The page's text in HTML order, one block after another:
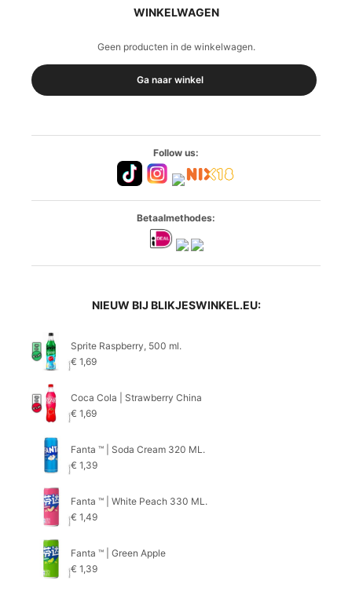
WINKELWAGEN
Geen producten in de winkelwagen.
Ga naar winkel
Follow us:
Betaalmethodes:
NIEUW BIJ BLIKJESWINKEL.EU:
Sprite Raspberry, 500 ml.
€ 1,69
Coca Cola | Strawberry China
€ 1,69
Fanta ™ | Soda Cream 320 ML.
€ 1,39
Fanta ™ | White Peach 330 ML.
€ 1,49
Fanta ™ | Green Apple
€ 1,39